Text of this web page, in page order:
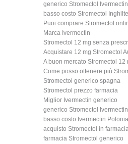
generico Stromectol
basso costo Stromectol
Puoi comprare Stromectol
Marca Ivermectin
Stromectol 12 mg senza
Acquistare 12 mg Stromectol
A buon mercato Stromectol 12
Come posso ottenere più
Stromectol generico spagna
Stromectol prezzo farmacia
Miglior Ivermectin generico
generico Stromectol
basso costo Ivermectin Polonia
acquisto Stromectol in
farmacia Stromectol generico